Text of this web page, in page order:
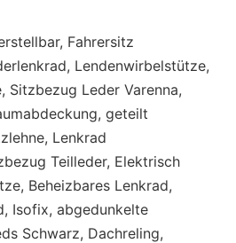
Fahrersitz
Lendenwirbelstütze,
Sitzbezug Leder Varenna,
geteilt
Lenkrad
Teilleder, Elektrisch
Beheizbares Lenkrad,
Isofix, abgedunkelte
Schwarz, Dachreling,